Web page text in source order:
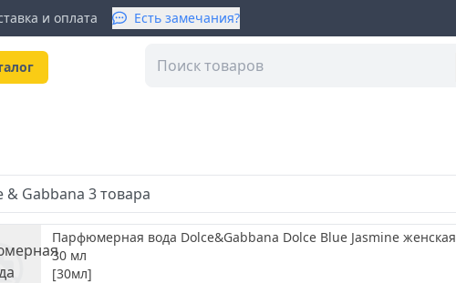
и оплата Есть замечания?
& Gabbana3товара
Парфюмерная вода Dolce&Gabbana Dolce Blue Jasmine женская
30 мл
[30мл]